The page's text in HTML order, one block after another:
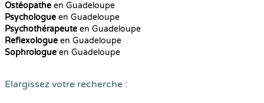
Ostéopathe en Guadeloupe
Psychologue en Guadeloupe
Psychothérapeute en Guadeloupe
Reflexologue en Guadeloupe
Sophrologue en Guadeloupe
Elargissez votre recherche :